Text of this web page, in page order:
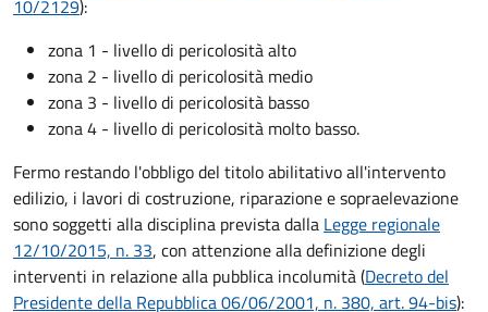
10/2129):
zona 1 - livello di pericolosità alto
zona 2 - livello di pericolosità medio
zona 3 - livello di pericolosità basso
zona 4 - livello di pericolosità molto basso.
Fermo restando l'obbligo del titolo abilitativo all'intervento
edilizio, i lavori di costruzione, riparazione e sopraelevazione
sono soggetti alla disciplina prevista dalla Legge regionale
12/10/2015, n. 33, con attenzione alla definizione degli
interventi in relazione alla pubblica incolumità (Decreto del
Presidente della Repubblica 06/06/2001, n. 380, art. 94-bis):